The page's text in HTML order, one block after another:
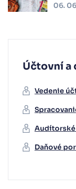
06.
Účtovní a
Vedenie
Audítorské
Daňové